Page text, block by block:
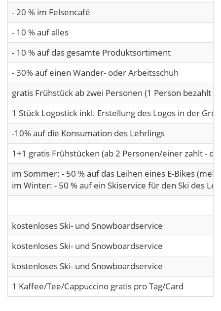
- 20 % im Felsencafé
- 10 % auf alles
- 10 % auf das gesamte Produktsortiment
- 30% auf einen Wander- oder Arbeitsschuh
gratis Frühstück ab zwei Personen (1 Person bezahlt
1 Stück Logostick inkl. Erstellung des Logos in der
-10% auf die Konsumation des Lehrlings
1+1 gratis Frühstücken (ab 2 Personen/einer zahlt -
im Sommer: - 50 % auf das Leihen eines E-Bikes
im Winter: - 50 % auf ein Skiservice für den Ski des
kostenloses Ski- und Snowboardservice
kostenloses Ski- und Snowboardservice
kostenloses Ski- und Snowboardservice
1 Kaffee/Tee/Cappuccino gratis pro Tag/Card